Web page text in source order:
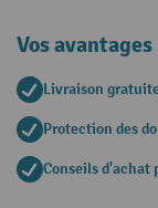
Vos
Livraison
Protection des
Conseils d'achat